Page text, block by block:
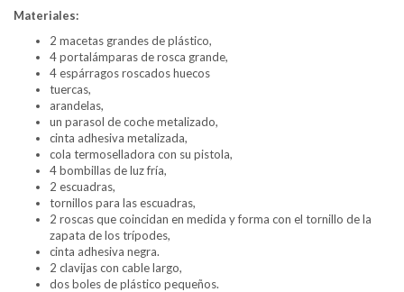
Materiales:
2 macetas grandes de plástico,
4 portalámparas de rosca grande,
4 espárragos roscados huecos
tuercas,
arandelas,
un parasol de coche metalizado,
cinta adhesiva metalizada,
cola termoselladora con su pistola,
4 bombillas de luz fría,
2 escuadras,
tornillos para las escuadras,
2 roscas que coincidan en medida y forma con el tornillo de la
zapata de los trípodes,
cinta adhesiva negra.
2 clavijas con cable largo,
dos boles de plástico pequeños.